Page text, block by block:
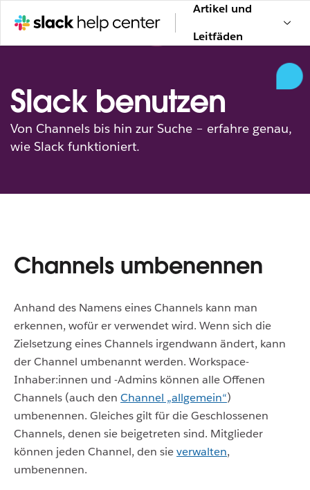
Artikel und
Leitfäden
Slack benutzen
Von Channels bis hin zur Suche – erfahre genau,
wie Slack funktioniert.
Channels umbenennen
Anhand des Namens eines Channels kann man
erkennen, wofür er verwendet wird. Wenn sich die
Zielsetzung eines Channels irgendwann ändert, kann
der Channel umbenannt werden. Workspace-
Inhaber:innen und -Admins können alle Offenen
Channels (auch den Channel „allgemein“)
umbenennen. Gleiches gilt für die Geschlossenen
Channels, denen sie beigetreten sind. Mitglieder
können jeden Channel, den sieverwalten,
umbenennen.